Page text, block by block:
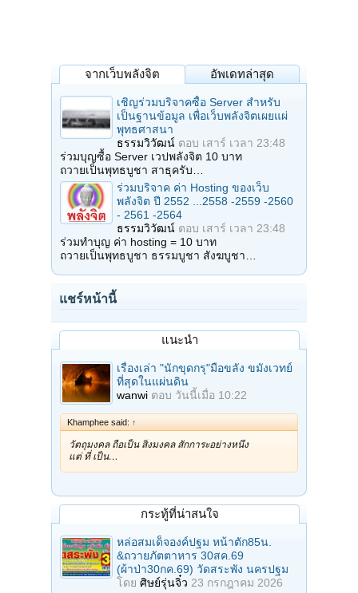
จากเว็บพลังจิต อัพเดทล่าสุด
เชิญร่วมบริจาคซื้อ Server สำหรับ
เป็นฐานข้อมูล เพื่อเว็บพลังจิตเผยแผ่
พุทธศาสนา
ธรรมวิวัฒน์ ตอบ เสาร์ เวลา 23:48
ร่วมบุญซื้อ Server เวปพลังจิต 10 บาท
ถวายเป็นพุทธบูชา สาธุครับ…
ร่วมบริจาค ค่า Hosting ของเว็บ
พลังจิต ปี 2552 ...2558 -2559 -2560
- 2561 -2564
ธรรมวิวัฒน์ ตอบ เสาร์ เวลา 23:48
ร่วมทำบุญ ค่า hosting = 10 บาท
ถวายเป็นพุทธบูชา ธรรมบูชา สังฆบูชา…
แชร์หน้านี้
แนะนำ
เรื่องเล่า "นักขุดกรุ"มือขลัง ขมังเวทย์
ที่สุดในแผ่นดิน
wanwi ตอบ วันนี้เมื่อ 10:22
Khamphee said: ↑
วัตถุมงคล ถือเป็น สิ่งมงคล สักการะอย่างหนึ่ง
แต่ ที่ เป็น…
กระทู้ที่น่าสนใจ
หล่อสมเด็จองค์ปฐม หน้าตัก85น.
&ถวายภัตตาหาร 30สค.69
(ผ้าป่า30กค.69) วัดสระพัง นครปฐม
โดย ศิษย์รุ่นจิ๋ว 23 กรกฎาคม 2026